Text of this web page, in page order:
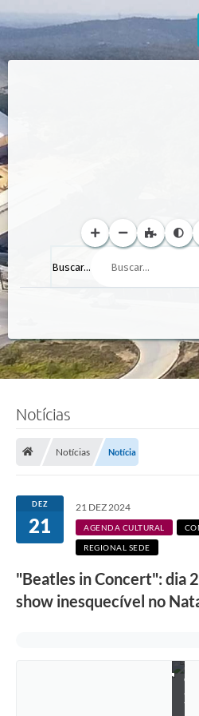
Buscar...
Notícias
Notícias Notícia
DEZ
21
21 DEZ 2024
AGENDA CULTURAL
REGIONAL SEDE
"Beatles in Concert": dia
show inesquecível no
d
i
l
g
a
e
a
t